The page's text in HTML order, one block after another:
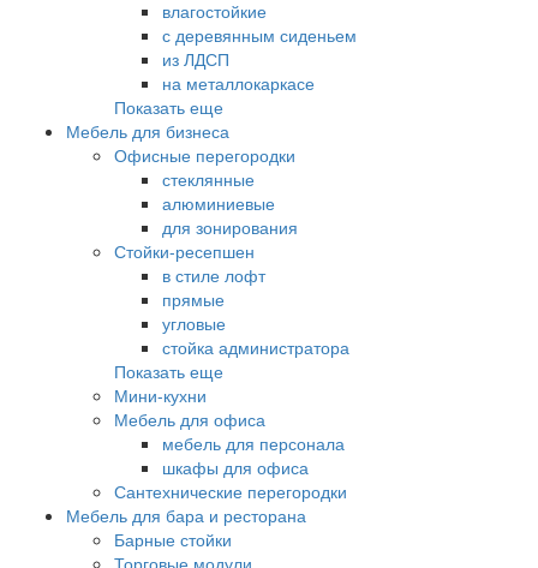
влагостойкие
с деревянным сиденьем
из ЛДСП
на металлокаркасе
Показать еще
Мебель для бизнеса
Офисные перегородки
стеклянные
алюминиевые
для зонирования
Стойки-ресепшен
в стиле лофт
прямые
угловые
стойка администратора
Показать еще
Мини-кухни
Мебель для офиса
мебель для персонала
шкафы для офиса
Сантехнические перегородки
Мебель для бара и ресторана
Барные стойки
Торговые модули